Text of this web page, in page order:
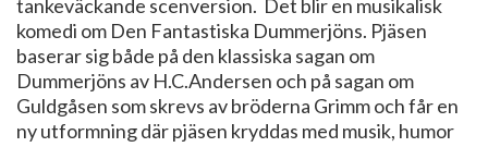
tankeväckande scenversion. Det blir en musikalisk
komedi om Den Fantastiska Dummerjöns. Pjäsen
baserar sig både på den klassiska sagan om
Dummerjöns av H.C.Andersen och på sagan om
Guldgåsen som skrevs av bröderna Grimm och får en
ny utformning där pjäsen kryddas med musik, humor